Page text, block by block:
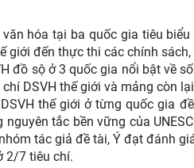
hóa tại ba quốc gia tiêu biểu
giới đến thực thi các chính
đồ sộ ở 3 quốc gia nổi bật về
DSVH thế giới và mảng còn
thế giới ở từng quốc gia
tắc bền vững của
tác giả đề tài, Ý đạt đánh
2/7 tiêu chí.